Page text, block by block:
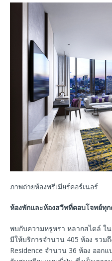
ภาพถ่ายห้องพรีเมียร์คอร์เนอร์
ห้องพักและห้องสวีทที่ตอบโจทย์ทุ
พบกับความหรูหรา หลากสไตล์ ใ
มีให้บริการจำนวน 405 ห้อง รวม
Residence จำนวน 36 ห้อง ออก